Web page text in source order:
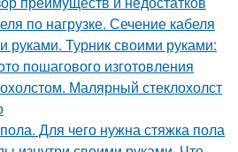
по нагрузке. Сечение кабеля
руками. Турник своими руками:
пошагового изготовления
Малярный стеклохолст
Для чего нужна стяжка пола